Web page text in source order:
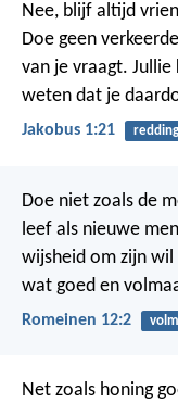
Nee, blijf altijd
Doe geen
van je vraagt. Jullie
weten dat je
Jakobus 1:21 redding
Doe niet zoals de
leef als nieuwe
wijsheid om zijn
wat goed en
Romeinen 12:2
Net zoals honing